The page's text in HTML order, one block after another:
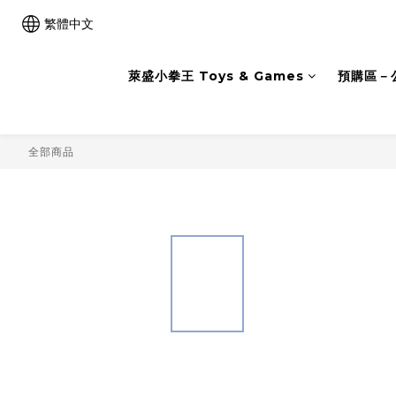
繁體中文
萊盛小拳王 Toys & Games 預購區－
全部商品